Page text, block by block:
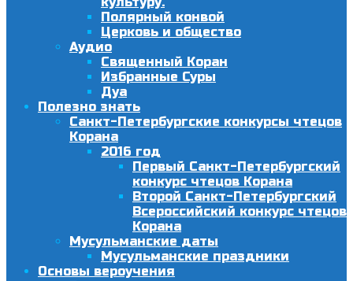
Полярный конвой
Церковь и общество
Аудио
Священный Коран
Избранные Суры
Дуа
Полезно знать
Санкт-Петербургские конкурсы чтецов
Корана
2016 год
Первый Санкт-Петербургский
конкурс чтецов Корана
Второй Санкт-Петербургский
Всероссийский конкурс чтецов
Корана
Мусульманские даты
Мусульманские праздники
Основы вероучения